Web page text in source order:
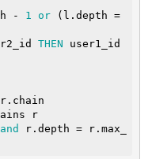
- 1 or (l.depth =
THEN
and
r.depth = r.max_